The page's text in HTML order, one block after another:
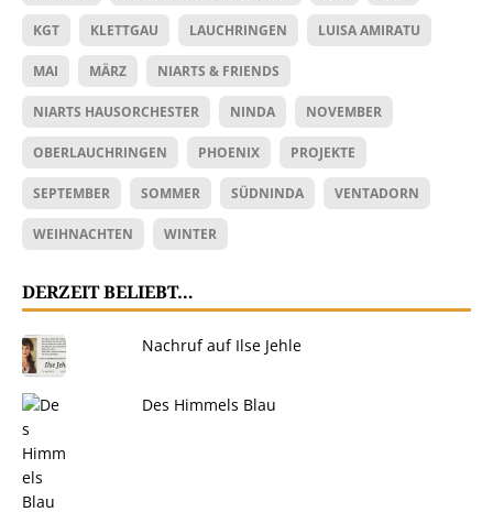
KGT KLETTGAU LAUCHRINGEN LUISA AMIRATU
MAI MÄRZ NIARTS & FRIENDS
NIARTS HAUSORCHESTER NINDA NOVEMBER
OBERLAUCHRINGEN PHOENIX PROJEKTE
SEPTEMBER SOMMER SÜDNINDA VENTADORN
WEIHNACHTEN WINTER
DERZEIT BELIEBT…
Nachruf auf Ilse Jehle
Des Himmels Blau